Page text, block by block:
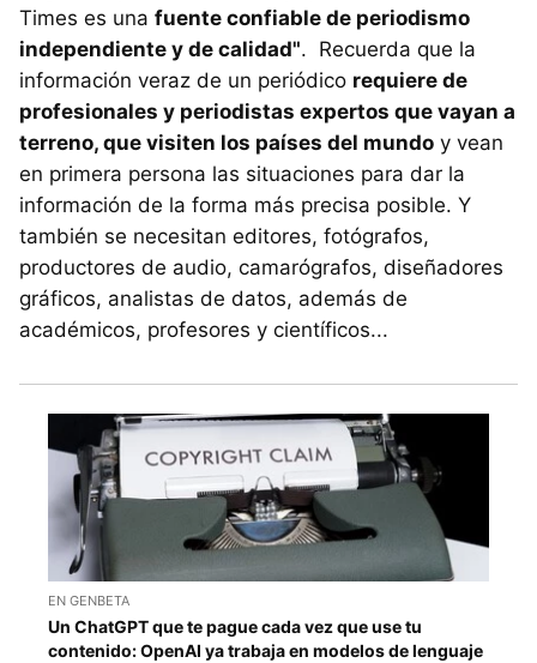
Times es una fuente confiable de periodismo
independiente y de calidad". Recuerda que la
información veraz de un periódico requiere de
profesionales y periodistas expertos que vayan a
terreno, que visiten los países del mundo y vean
en primera persona las situaciones para dar la
información de la forma más precisa posible. Y
también se necesitan editores, fotógrafos,
productores de audio, camarógrafos, diseñadores
gráficos, analistas de datos, además de
académicos, profesores y científicos...​
EN GENBETA
Un ChatGPT que te pague cada vez que use tu
contenido: OpenAI ya trabaja en modelos de lenguaje